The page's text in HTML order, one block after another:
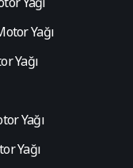
Yağı
Yağı
Yağı
Yağı